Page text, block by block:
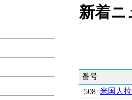
新着ニ
番号
508 米国人